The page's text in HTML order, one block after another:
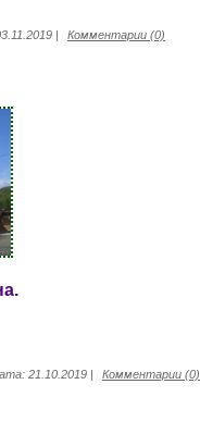
| Комментарии (0)
21.10.2019 | Комментарии (0)